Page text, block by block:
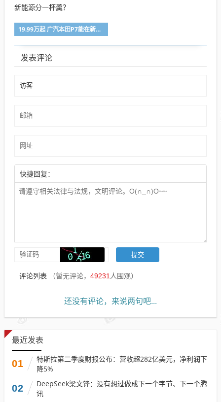
19.99万起 广汽本田P7能在新能源分一杯羹？
发表评论
快捷回复：
评论列表 （暂无评论， 49231 人围观）
还没有评论，来说两句吧...
最近发表
01
特斯拉第二季度财报公布：营收超282亿美元，净利润下
降5%
02
DeepSeek梁文锋：没有想过做成下一个字节、下一个腾
讯